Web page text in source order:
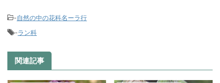
-自然の中の花科名ーラ行
-ラン科
関連記事